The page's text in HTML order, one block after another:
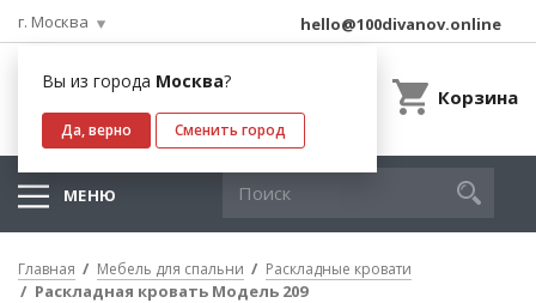
г. Москва
Вы из города Москва?
Да, верно Сменить город
hello@100divanov.online
Корзина
МЕНЮ
Главная Мебель для спальни Раскладные кровати
Раскладная кровать Модель 209